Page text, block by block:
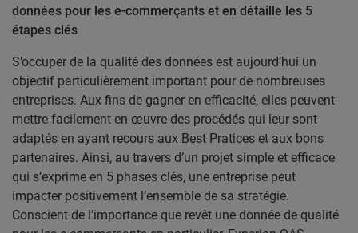
données pour les e-commerçants et en détaille les 5
étapes clés
S’occuper de la qualité des données est aujourd’hui un
objectif particulièrement important pour de nombreuses
entreprises. Aux fins de gagner en efficacité, elles peuvent
mettre facilement en œuvre des procédés qui leur sont
adaptés en ayant recours aux Best Pratices et aux bons
partenaires. Ainsi, au travers d’un projet simple et efficace
qui s’exprime en 5 phases clés, une entreprise peut
impacter positivement l’ensemble de sa stratégie.
Conscient de l’importance que revêt une donnée de qualité